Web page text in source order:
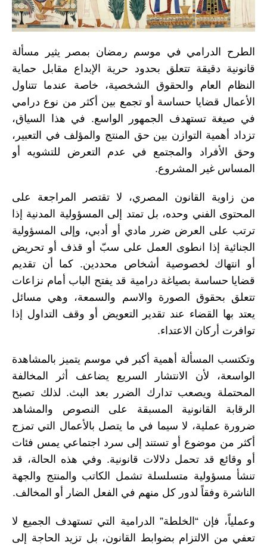
الطرح الدرامي في موسم رمضان بمصر يثير مسألة
قانونية دقيقة تتعلق بحدود حرية الإبداع مقابل حماية
النظام العام والحقوق الشخصية، خاصة عندما تتناول
الأعمال قضايا حساسة أو تجمع بين أكثر من نوع درامي
في صيغة تستهدف الجمهور الواسع. في هذا السياق،
تزداد أهمية التوازن بين حق المنتج والمؤلف في التعبير،
وحق الأفراد والمجتمع في عدم التعرض للتشويه أو
المساس غير المشروع.
من زاوية القانون المصري، لا تقتصر المراجعة على
المحتوى الفني وحده، بل تمتد إلى المسؤولية المدنية إذا
ترتب على العرض ضرر مادي أو أدبي، وإلى المسؤولية
الجنائية إذا انطوى العمل على سبّ أو قذف أو تحريض
أو انتهاك لخصوصية أشخاص محددين. كما أن تقديم
قضايا حساسة بصياغة درامية قد يفتح الباب أمام نزاعات
تتعلق بحقوق الصورة والاسم والسمعة، وهي مسائل
يعتد بها القضاء عند تقدير التعويض أو وقف التداول إذا
توافرت أركان الاعتداء.
وتكتسب المسألة أهمية أكبر في موسم يتميز بالمشاهدة
الواسعة، لأن الانتشار السريع يضاعف أثر المخالفة
المحتملة ويصعب تدارك الضرر بعد البث. لذلك تصبح
الرقابة القانونية المسبقة على النصوص والمشاهد
ضرورة عملية، لا سيما في ما يتصل بالأعمال التي تمزج
أكثر من موضوع أو تستند إلى سرد اجتماعي يمس فئات
أو وقائع قد تحمل دلالات قانونية. وفي هذه الحالة، قد
تنشأ مسؤولية متسلسلة تشمل الكاتب والمنتج والجهة
الناشرة وفقاً لدور كل منهم في الفعل الضار أو المخالف.
وعملياً، فإن “الخلطة” الدرامية التي تستهدف الجميع لا
تعفي من الالتزام بضوابط القانون، بل تزيد الحاجة إلى